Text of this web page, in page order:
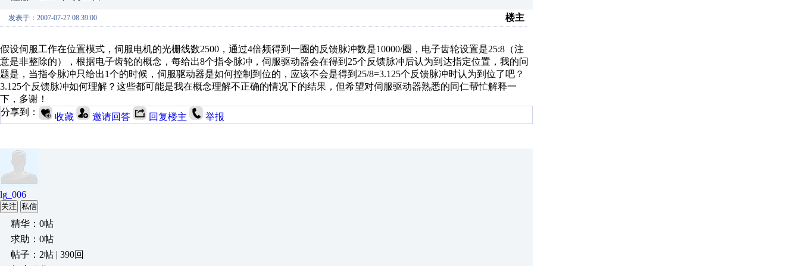
发表于：2007-07-27 08:39:00 楼主
假设伺服工作在位置模式，伺服电机的光栅线数2500，通过4倍频得到一圈的反馈脉冲数是10000/圈，电子齿轮设置是25:8（注
意是非整除的），根据电子齿轮的概念，每给出8个指令脉冲，伺服驱动器会在得到25个反馈脉冲后认为到达指定位置，我的问
题是，当指令脉冲只给出1个的时候，伺服驱动器是如何控制到位的，应该不会是得到25/8=3.125个反馈脉冲时认为到位了吧？
3.125个反馈脉冲如何理解？这些都可能是我在概念理解不正确的情况下的结果，但希望对伺服驱动器熟悉的同仁帮忙解释一
下，多谢！
分享到：
收藏 邀请回答 回复楼主 举报
lg_006
关注 私信
精华：0帖
求助：0帖
帖子：2帖 | 390回